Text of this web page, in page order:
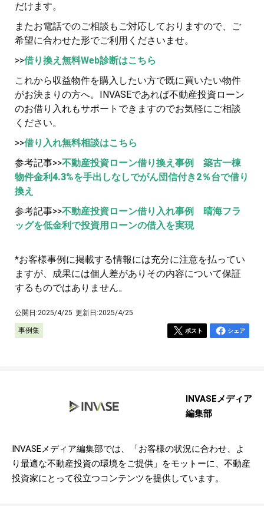
だけます。
またお電話でのご相談もご対応しておりますので、ご
希望に合わせた形でご利用くださいませ。
>>借り換え無料Web診断はこちら
これから収益物件を購入したい方で既に買いたい物件
がお決まりの方へ。INVASEであれば不動産投資ローン
のお借り入れもサポートできますのでお気軽にご相談
ください。
>>借り入れ無料相談はこちら
参考記事>>不動産投資ローン借り換え事例 築古一棟
物件金利4.3%を手出しなしでがん団信付き2％台で借り
換え
参考記事>>不動産投資ローン借り入れ事例 晴海フラ
ッグを低金利で投資用ローンの借入を実現
*お客様事例に掲載する情報には充分に注意を払ってい
ますが、成果には個人差がありその内容について保証
するものではありません。
公開日:2025/4/25 更新日:2025/4/25
事例集 ポスト シェア
INVASEメディア
編集部
INVASEメディア編集部では、「お客様の状況に合わせ、よ
り最適な不動産投資の環境をご提供」をモットーに、不動産
投資家にとって役立つコンテンツを提供しています。